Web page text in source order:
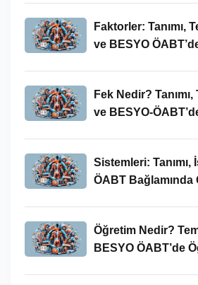
Faktorler: Tanımı,
ve BESYO
Fek Nedir?
ve BESYO-
Sistemleri:
ÖABT Bağlamında
Öğretim Nedir?
BESYO ÖABT’de